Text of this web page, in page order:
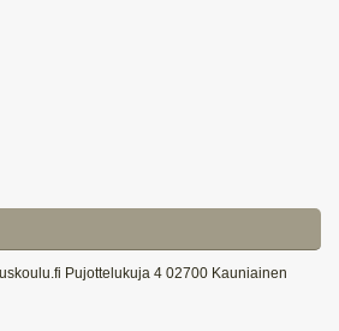
Pujottelukuja 4 02700 Kauniainen